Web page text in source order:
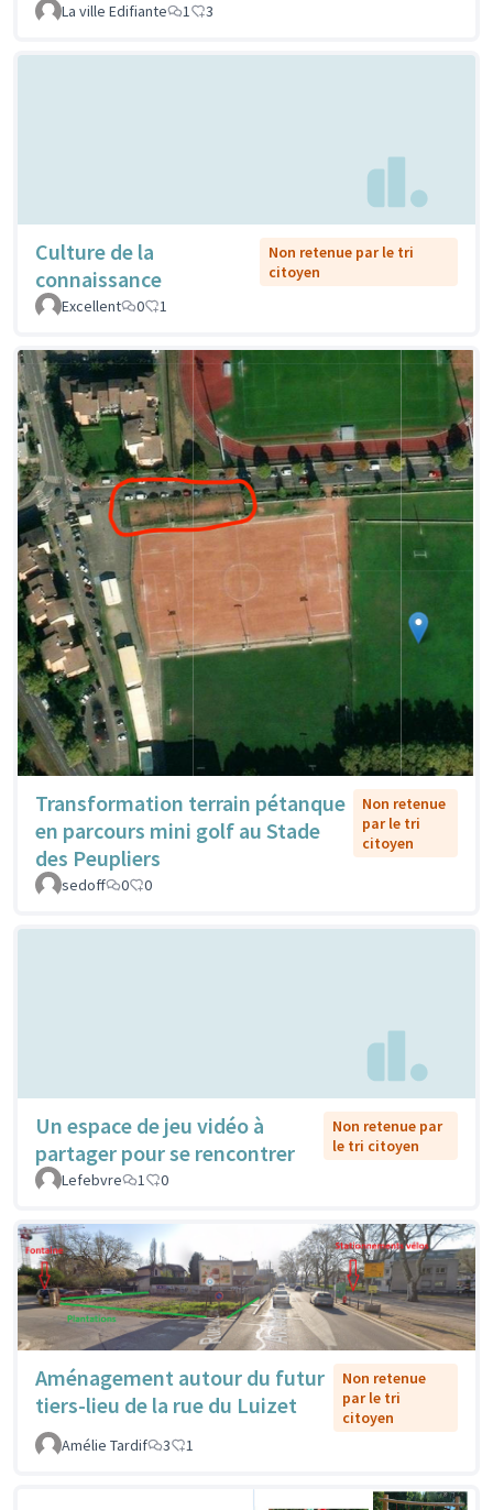
La ville Edifiante 1 3
Culture de la
connaissance
Non retenue par le tri
citoyen
Excellent
0 1
Transformation terrain pétanque
en parcours mini golf au Stade
des Peupliers
Non retenue
par le tri
citoyen
sedoff 0 0
Un espace de jeu vidéo à
partager pour se rencontrer
Non retenue par
le tri citoyen
Lefebvre
1 0
Aménagement autour du futur
tiers-lieu de la rue du Luizet
Non retenue
par le tri
citoyen
Amélie Tardif
3 1